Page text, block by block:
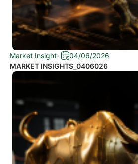
Market Insight-
04/06/2026
MARKET INSIGHTS_0406026